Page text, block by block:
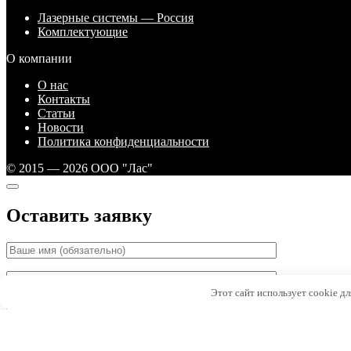
Лазерные системы — Россия
Комплектующие
О компании
О нас
Контакты
Статьи
Новости
Политика конфиденциальности
© 2015 — 2026 ООО "Лас"
Оставить заявку
Этот сайт использует cookie